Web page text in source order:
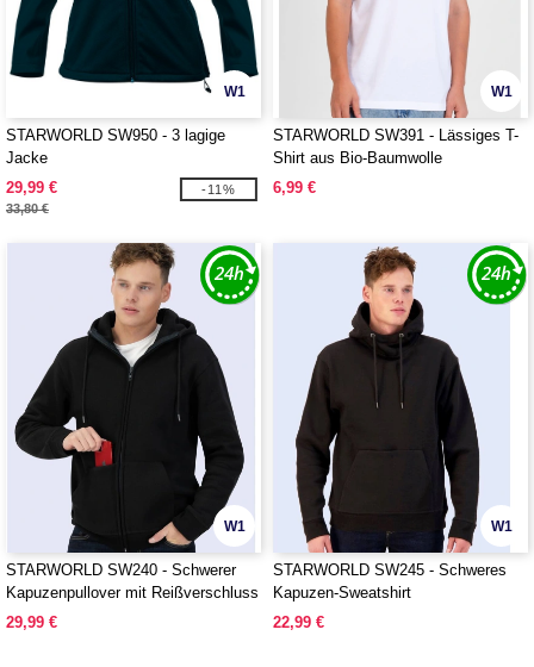
W1
STARWORLD SW950 - 3 lagige
Jacke
29,99 €
33,80 €
-11%
W1
STARWORLD SW391 - Lässiges T-
Shirt aus Bio-Baumwolle
6,99 €
W1
STARWORLD SW240 - Schwerer
Kapuzenpullover mit Reißverschluss
29,99 €
W1
STARWORLD SW245 - Schweres
Kapuzen-Sweatshirt
22,99 €